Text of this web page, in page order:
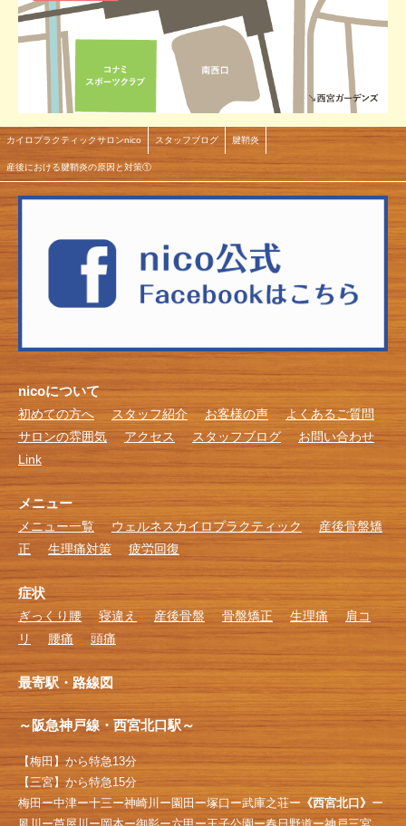
カイロプラクティックサロンnico スタッフブログ 腱鞘炎
産後における腱鞘炎の原因と対策①
nicoについて
初めての方へ スタッフ紹介 お客様の声
よくあるご質問
サロンの雰囲気
アクセス スタッフブログ
お問い合わせ
Link
メニュー
メニュー一覧 ウェルネスカイロプラクティック
産後骨盤矯
正
生理痛対策 疲労回復
症状
ぎっくり腰 寝違え 産後骨盤 骨盤矯正 生理痛
肩コ
リ
腰痛 頭痛
最寄駅・路線図
～阪急神戸線・西宮北口駅～
【梅田】から特急13分
【三宮】から特急15分
梅田ー中津ー十三ー神崎川ー園田ー塚口ー武庫之荘ー 《西宮北口》 ー